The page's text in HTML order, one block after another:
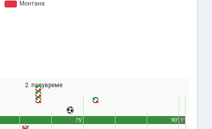
2. полувреме
90'
75' 1'